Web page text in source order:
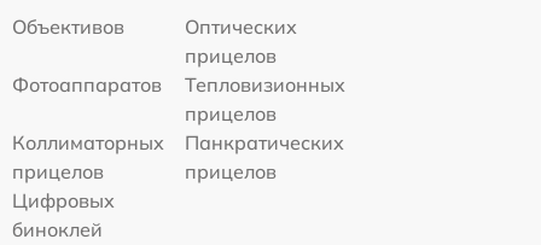
Объективов
Оптических
прицелов
Фотоаппаратов
Тепловизионных
прицелов
Коллиматорных
прицелов
Панкратических
прицелов
Цифровых
биноклей